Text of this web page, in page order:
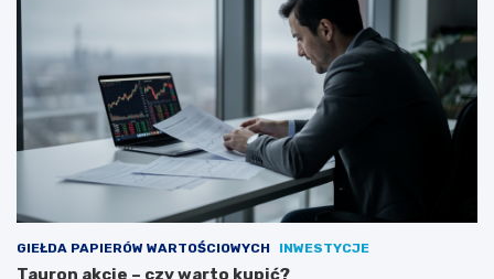
l
e
n
t
ó
w
GIEŁDA PAPIERÓW WARTOŚCIOWYCH INWESTYCJE
Tauron akcje – czy warto kupić?